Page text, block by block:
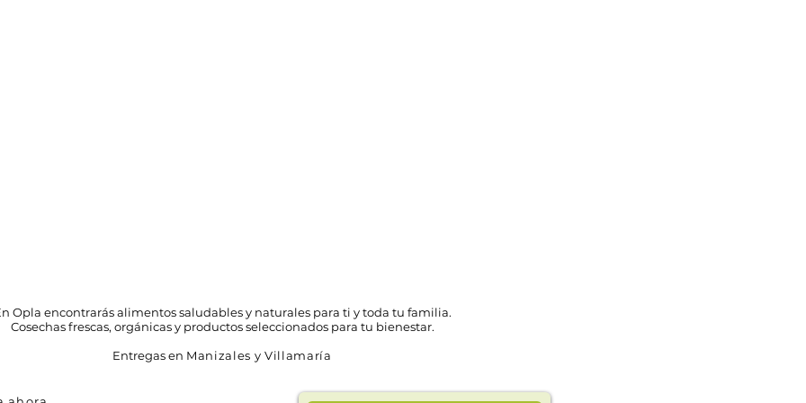
Opla encontrarás alimentos saludables y naturales para ti y toda tu familia.
Cosechas frescas, orgánicas y productos seleccionados para tu bienestar.
Entregas en Manizales y Villamaría